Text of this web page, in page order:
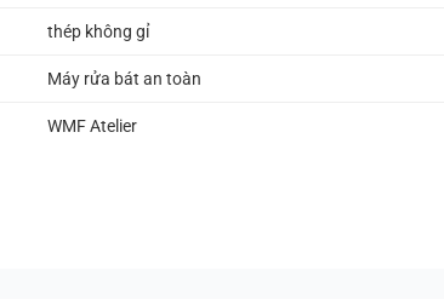
thép không gỉ
Máy rửa bát an toàn
WMF Atelier